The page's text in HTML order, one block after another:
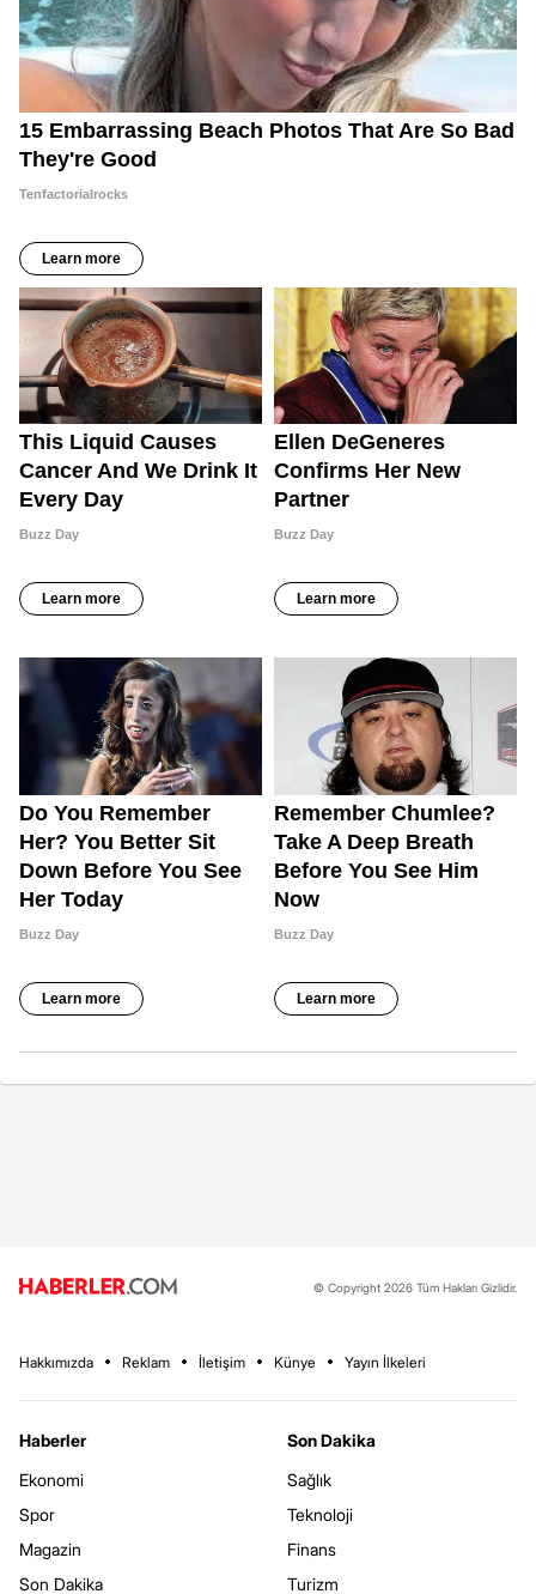
© Copyright 2026 Tüm Hakları Gizlidir.
Hakkımızda Reklam İletişim Künye Yayın İlkeleri
Haberler
Ekonomi
Spor
Magazin
Son Dakika
Son Dakika
Sağlık
Teknoloji
Finans
Turizm